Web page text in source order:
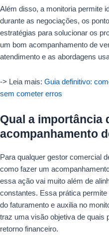
Além disso, a monitoria permite
durante as negociações, os
estratégias para solucionar os
um bom acompanhamento de
atendimento e as abordagens
-> Leia mais: Guia definitivo:
sem cometer erros
Qual a importância
acompanhamento
Para qualquer gestor comercial
como fazer um
essa ação vai muito além de
constantes. Essa prática
do faturamento e auxilia no
traz uma visão objetiva de quais
retorno financeiro.